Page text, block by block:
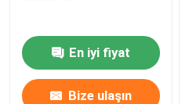
En iyi fiyat
Bize ulaşın